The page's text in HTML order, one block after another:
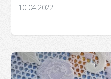
10.04.2022